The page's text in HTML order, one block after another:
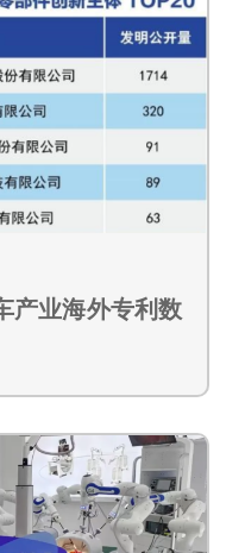
产业海外专利数